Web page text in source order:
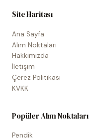
Site Haritası
Ana Sayfa
Alım Noktaları
Hakkımızda
İletişim
Çerez Politikası
KVKK
Popüler Alım Noktaları
Pendik